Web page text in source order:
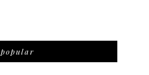
popular